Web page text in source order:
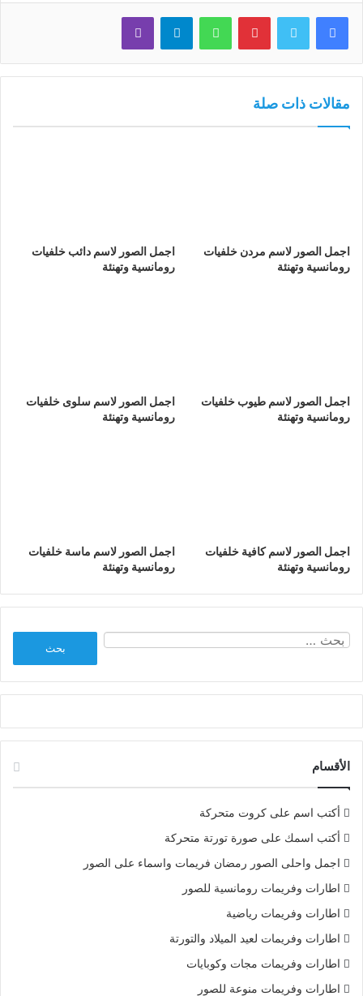
فيسبوك تويتر بينتيريستواتساب تيلقرام ڤايبر
مقالات ذات صلة
اجمل الصور لاسم مردن خلفيات
رومانسية وتهنئة
اجمل الصور لاسم دائب خلفيات
رومانسية وتهنئة
اجمل الصور لاسم طيوب خلفيات
رومانسية وتهنئة
اجمل الصور لاسم سلوى خلفيات
رومانسية وتهنئة
اجمل الصور لاسم كافية خلفيات
رومانسية وتهنئة
اجمل الصور لاسم ماسة خلفيات
رومانسية وتهنئة
الأقسام
أكتب اسم على كروت متحركة
أكتب اسمك على صورة تورتة متحركة
اجمل واحلى الصور رمضان فريمات واسماء على الصور
اطارات وفريمات رومانسية للصور
اطارات وفريمات رياضية
اطارات وفريمات لعيد الميلاد والتورتة
اطارات وفريمات مجات وكوبايات
اطارات وفريمات منوعة للصور